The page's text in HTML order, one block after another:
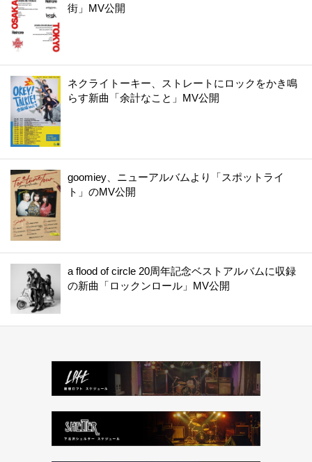
街」MV公開
ネクライトーキー、ストレートにロックをかき鳴
らす新曲「余計なこと」MV公開
goomiey、ニューアルバムより「スポットライ
ト」のMV公開
a flood of circle 20周年記念ベストアルバムに収録
の新曲「ロックンロール」MV公開